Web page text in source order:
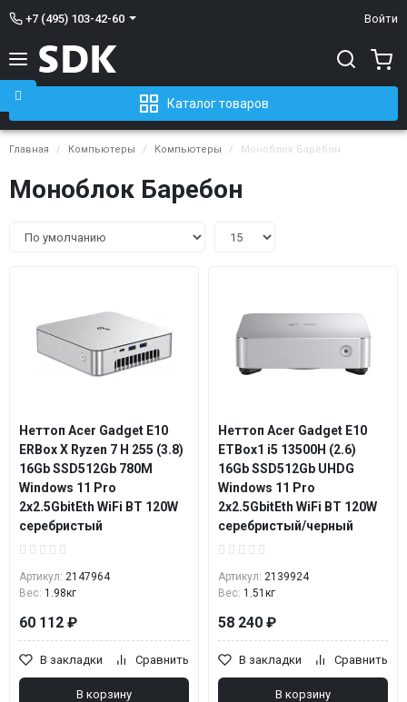
+7 (495) 103-42-60 Войти
Каталог товаров
Главная Компьютеры Компьютеры Моноблок Баребон
Моноблок Баребон
Неттоп Acer Gadget E10
ERBox X Ryzen 7 H 255 (3.8)
16Gb SSD512Gb 780M
Windows 11 Pro
2x2.5GbitEth WiFi BT 120W
серебристый
Артикул: 2147964
Вес: 1.98кг
60 112 ₽
В закладки Сравнить
В корзину
Неттоп Acer Gadget E10
ETBox1 i5 13500H (2.6)
16Gb SSD512Gb UHDG
Windows 11 Pro
2x2.5GbitEth WiFi BT 120W
серебристый/черный
Артикул: 2139924
Вес: 1.51кг
58 240 ₽
В закладки Сравнить
В корзину